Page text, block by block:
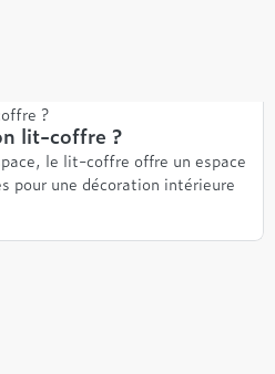
lit-coffre ?
le lit-coffre offre un espace
pour une décoration intérieure